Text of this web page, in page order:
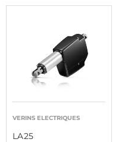
VERINS ELECTRIQUES
LA25